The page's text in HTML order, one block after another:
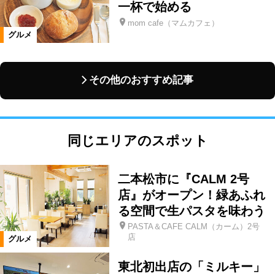
グルメ
一杯で始める
mom cafe（マムカフェ）
その他のおすすめ記事
同じエリアのスポット
グルメ
二本松市に『CALM 2号
店』がオープン！緑あふれ
る空間で生パスタを味わう
PASTA＆CAFE CALM（カーム）2号
店
東北初出店の「ミルキー」